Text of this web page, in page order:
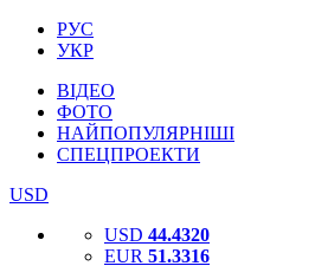
РУС
УКР
ВІДЕО
ФОТО
НАЙПОПУЛЯРНІШІ
СПЕЦПРОЕКТИ
USD
USD 44.4320
EUR 51.3316